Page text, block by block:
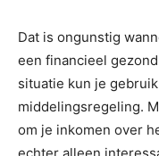
Dat is ongunstig
een financieel
situatie kun je
middelingsregeling.
om je inkomen over
echter alleen